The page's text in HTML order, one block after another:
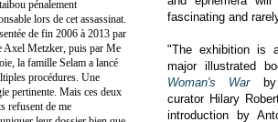
fascinating and
"The exhibition is
major illustrated
Woman's Warby
curator Hilary
introduction by
pénalement
lors de cet assassinat.
de fin 2006 à 2013 par
Axel Metzker, puis par Me
la famille Selam a lancé
procédures. Une
pertinente. Mais ces deux
refusent de me